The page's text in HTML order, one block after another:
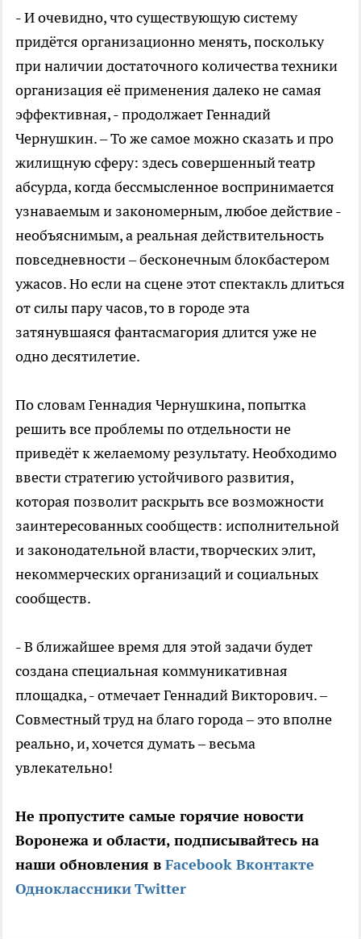
- И очевидно, что существующую систему
придётся организационно менять, поскольку
при наличии достаточного количества техники
организация её применения далеко не самая
эффективная, - продолжает Геннадий
Чернушкин. – То же самое можно сказать и про
жилищную сферу: здесь совершенный театр
абсурда, когда бессмысленное воспринимается
узнаваемым и закономерным, любое действие -
необъяснимым, а реальная действительность
повседневности – бесконечным блокбастером
ужасов. Но если на сцене этот спектакль длиться
от силы пару часов, то в городе эта
затянувшаяся фантасмагория длится уже не
одно десятилетие.
По словам Геннадия Чернушкина, попытка
решить все проблемы по отдельности не
приведёт к желаемому результату. Необходимо
ввести стратегию устойчивого развития,
которая позволит раскрыть все возможности
заинтересованных сообществ: исполнительной
и законодательной власти, творческих элит,
некоммерческих организаций и социальных
сообществ.
- В ближайшее время для этой задачи будет
создана специальная коммуникативная
площадка, - отмечает Геннадий Викторович. –
Совместный труд на благо города – это вполне
реально, и, хочется думать – весьма
увлекательно!
Не пропустите самые горячие новости
Воронежа и области, подписывайтесь на
наши обновления в Facebook Вконтакте
ОдноклассникиTwitter